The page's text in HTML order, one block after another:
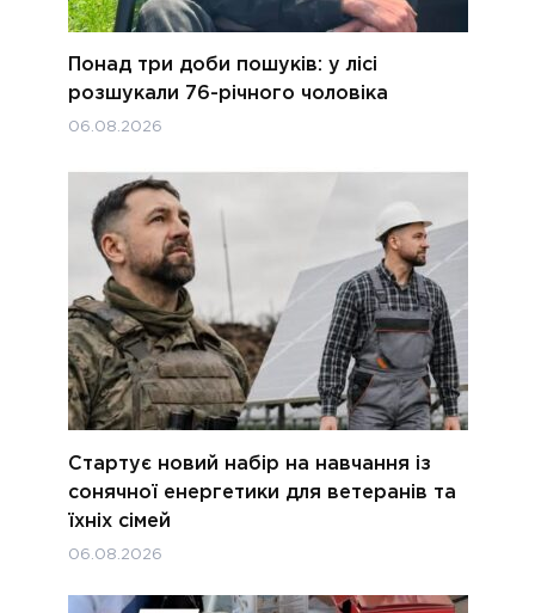
Понад три доби пошуків: у лісі
розшукали 76-річного чоловіка
06.08.2026
Стартує новий набір на навчання із
сонячної енергетики для ветеранів та
їхніх сімей
06.08.2026